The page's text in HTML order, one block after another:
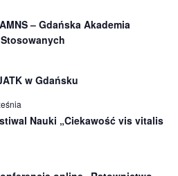
– Gdańska Akademia
w Gdańsku
Nauki „Ciekawość vis vitalis